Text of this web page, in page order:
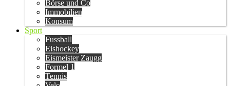
Börse und Co
Immobilien
Konsum
Sport
Fussball
Eishockey
Eismeister Zaugg
Formel 1
Tennis